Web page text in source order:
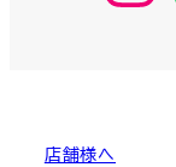
店舗様へ